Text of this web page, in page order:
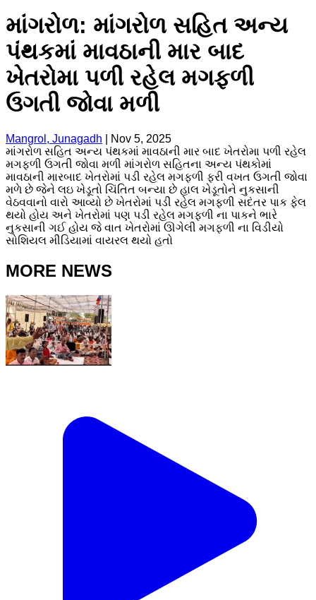
માંગરોળ: માંગરોળ સહિત અન્ય
પંથકમાં માવઠાની માર બાદ
ખેતરોમા પળી રહેલ મગફળી
ઉગતી જોવા મળી
Mangrol, Junagadh
Nov 5, 2025
માંગરોળ સહિત અન્ય પંથકમાં માવઠાની માર બાદ ખેતરોમા પળી રહેલ
મગફળી ઉગતી જોવા મળી માંગરોળ સહિતના અન્ય પંથકોમાં
માવઠાની મારબાદ ખેતરોમાં પડી રહેલ મગફળી ફરી વખત ઉગતી જોવા
મળે છે જેને લઇ ખેડૂતો ચિંતિત બન્યા છે હાલ ખેડૂતોને નુકસાની
વેઠવવાનો વારો આવ્યો છે ખેતરોમાં પડી રહેલ મગફળી સદંતર પાક ફેલ
થયો હોય અને ખેતરોમાં પણ પડી રહેલ મગફળી ના પાકને ભારે
નુકસાની ગઈ હોય જે વાત ખેતરોમાં ઊગેલી મગફળી ના વિડીયો
સોશિયલ મીડિયામાં વાયરલ થયો હતો
MORE NEWS